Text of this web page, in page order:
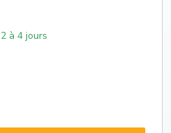
à 4 jours